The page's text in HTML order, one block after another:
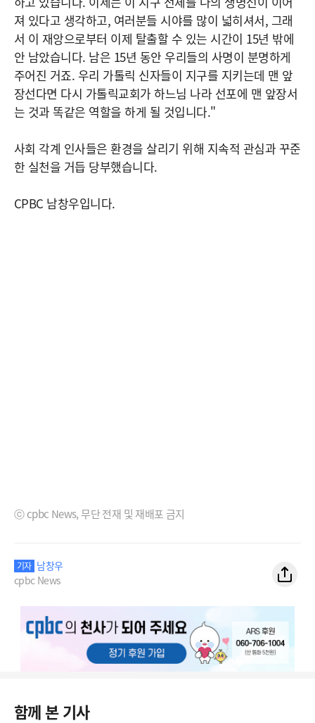
져 있다고 생각하고, 여러분들 시야를 많이 넓히셔서, 그래
서 이 재앙으로부터 이제 탈출할 수 있는 시간이 15년 밖에
안 남았습니다. 남은 15년 동안 우리들의 사명이 분명하게
주어진 거죠. 우리 가톨릭 신자들이 지구를 지키는데 맨 앞
장선다면 다시 가톨릭교회가 하느님 나라 선포에 맨 앞장서
는 것과 똑같은 역할을 하게 될 것입니다."
사회 각계 인사들은 환경을 살리기 위해 지속적 관심과 꾸준
한 실천을 거듭 당부했습니다.
CPBC 남창우입니다.
ⓒ cpbc News, 무단 전재 및 재배포 금지
기자 남창우
cpbc News
함께 본 기사